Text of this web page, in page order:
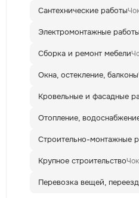
Сантехнические работы
Электромонтажные работы
Сборка и ремонт мебели
Окна, остекление, балконы
Кровельные и фасадные
Отопление,
Строительно-монтажные
Крупное строительство
Перевозка вещей,